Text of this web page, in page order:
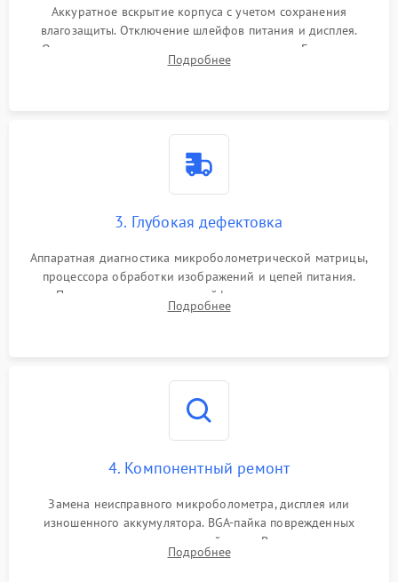
Аккуратное вскрытие корпуса с учетом сохранения
влагозащиты. Отключение шлейфов питания и дисплея.
Очистка внутренних плат от окислов и пыли. Бережная
обработка германиевого объектива специализированными
Подробнее
3. Глубокая дефектовка
Аппаратная диагностика микроболометрической матрицы,
процессора обработки изображений и цепей питания.
Проверка целостности шлейфов, модуля памяти и
интерфейсов связи. Выявление сгоревших SMD-компонентов
Подробнее
4. Компонентный ремонт
Замена неисправного микроболометра, дисплея или
изношенного аккумулятора. BGA-пайка поврежденных
контроллеров на материнской плате. Восстановление
разъемов и кнопок, замена поврежденных элементов
Подробнее